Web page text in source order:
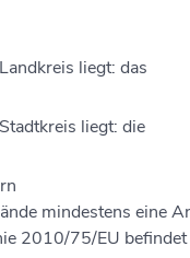
liegt: das
liegt: die
mindestens eine
2010/75/EU